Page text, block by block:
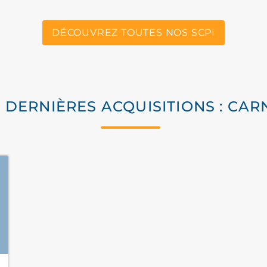
DÉCOUVREZ TOUTES NOS SCPI
DERNIÈRES ACQUISITIONS :